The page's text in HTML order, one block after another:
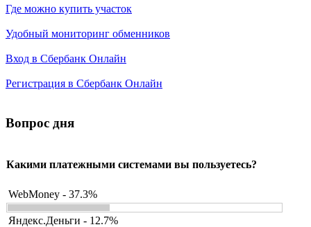
Где можно купить участок
Удобный мониторинг обменников
Вход в Сбербанк Онлайн
Регистрация в Сбербанк Онлайн
Вопрос дня
Какими платежными системами вы пользуетесь?
WebMoney - 37.3%
Яндекс.Деньги - 12.7%